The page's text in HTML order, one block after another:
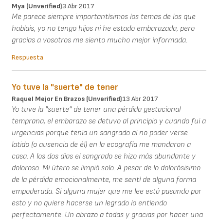
Mya (unverified)3 Abr 2017
Me parece siempre importantísimos los temas de los que
hablais, yo no tengo hijos ni he estado embarazada, pero
gracias a vosotros me siento mucho mejor informada.
Respuesta
Yo tuve la "suerte" de tener
Raquel Mejor En Brazos (unverified)13 Abr 2017
Yo tuve la "suerte" de tener una pérdida gestacional
temprana, el embarazo se detuvo al principio y cuando fui a
urgencias porque tenía un sangrado al no poder verse
latido (o ausencia de él) en la ecografía me mandaron a
casa. A los dos días el sangrado se hizo más abundante y
doloroso. Mi útero se limpió solo. A pesar de lo dolorósisimo
de la pérdida emocionalmente, me sentí de alguna forma
empoderada. Si alguna mujer que me lee está pasando por
esto y no quiere hacerse un legrado lo entiendo
perfectamente. Un abrazo a todas y gracias por hacer una